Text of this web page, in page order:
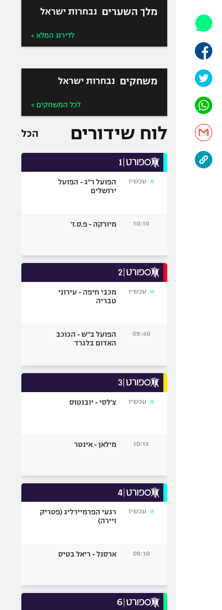
אופניים
בייסבול MLB
ספורט אתגרי
אומנויות לחימה
מלך השערים נבחרות ישראל
לדירוג המלא >
משחקים נבחרות ישראל
לכל המשחקים >
לוח שידורים הכל
עכשיו
הפועל ר"ג - הפועל
ירושלים
10:10 מיורקה - פ.ס.ז'
עכשיו
מכבי חיפה - עירוני
טבריה
09:40
הפועל ב"ש - הכוכב
האדום בלגרד
עכשיו צ'לסי - יובנטוס
10:15 מילאן - אינטר
עכשיו
רגעי הפרמיירליג (פטריק
ויירה)
09:10 ארסנל - ריאל בטיס